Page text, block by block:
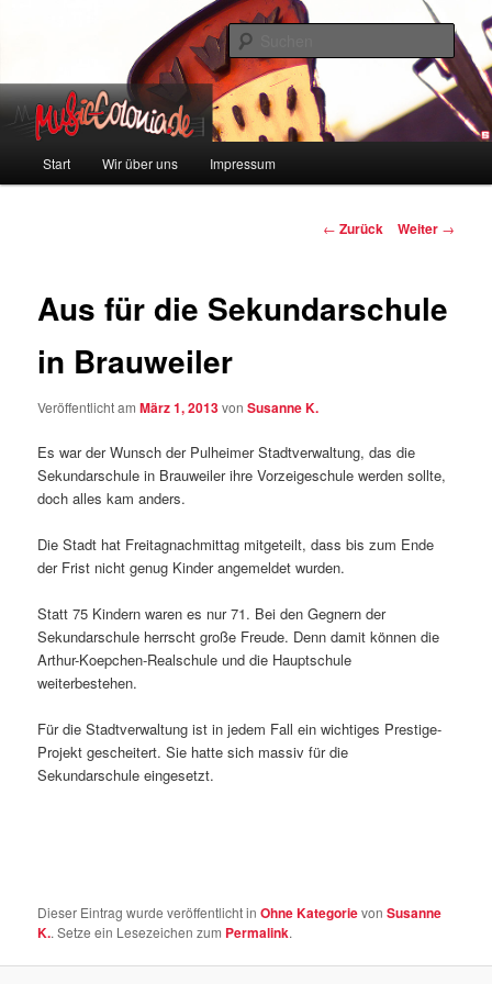
music-colonia
Start Wir über uns Impressum
Beitragsnavigation
← Zurück Weiter →
Aus für die Sekundarschule
in Brauweiler
Veröffentlicht amMärz 1, 2013vonSusanne K.
Es war der Wunsch der Pulheimer Stadtverwaltung, das die
Sekundarschule in Brauweiler ihre Vorzeigeschule werden sollte,
doch alles kam anders.
Die Stadt hat Freitagnachmittag mitgeteilt, dass bis zum Ende
der Frist nicht genug Kinder angemeldet wurden.
Statt 75 Kindern waren es nur 71. Bei den Gegnern der
Sekundarschule herrscht große Freude. Denn damit können die
Arthur-Koepchen-Realschule und die Hauptschule
weiterbestehen.
Für die Stadtverwaltung ist in jedem Fall ein wichtiges Prestige-
Projekt gescheitert. Sie hatte sich massiv für die
Sekundarschule eingesetzt.
Dieser Eintrag wurde veröffentlicht inOhne KategorievonSusanne
K.. Setze ein Lesezeichen zum Permalink.